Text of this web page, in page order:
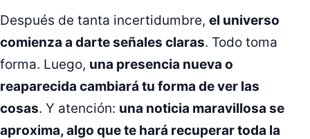
Después de tanta incertidumbre, el universo
comienza a darte señales claras. Todo toma
forma. Luego, una presencia nueva o
reaparecida cambiará tu forma de ver las
cosas. Y atención: una noticia maravillosa se
aproxima, algo que te hará recuperar toda la